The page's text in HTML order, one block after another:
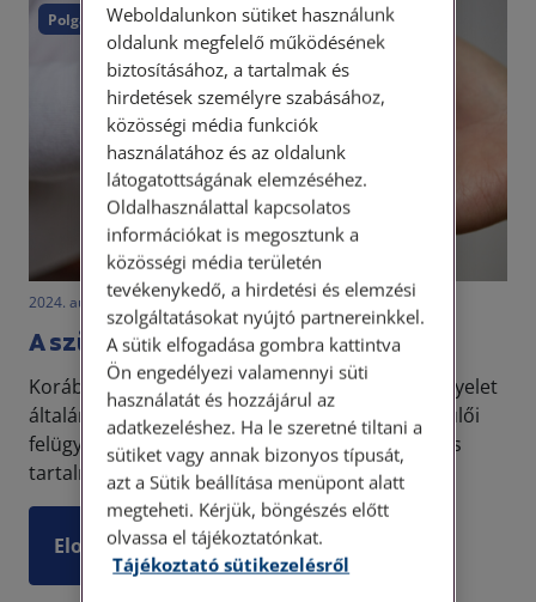
Polgári törvénykönyv Családjog
2024. augusztus 5. • LegitiMoadmin
A szülői felügyelet – második rész
Korábbi írásunkban foglalkoztunk a szülői felügyelet
általános szabályaival. E körben vizsgáltuk a szülői
felügyelet szabályozási elveit, annak fogalmát és
tartalmát. Alábbiakban a szülői felügyele...
Elolvasom
Weboldalunkon sütiket használunk
oldalunk megfelelő működésének
biztosításához, a tartalmak és
hirdetések személyre szabásához,
közösségi média funkciók
használatához és az oldalunk
látogatottságának elemzéséhez.
Oldalhasználattal kapcsolatos
információkat is megosztunk a
közösségi média területén
tevékenykedő, a hirdetési és elemzési
szolgáltatásokat nyújtó partnereinkkel.
A sütik elfogadása gombra kattintva
Ön engedélyezi valamennyi süti
használatát és hozzájárul az
adatkezeléshez. Ha le szeretné tiltani a
sütiket vagy annak bizonyos típusát,
azt a Sütik beállítása menüpont alatt
megteheti. Kérjük, böngészés előtt
olvassa el tájékoztatónkat.
Tájékoztató sütikezelésről